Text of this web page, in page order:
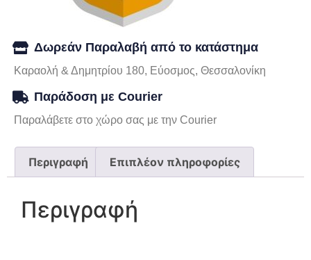
Δωρεάν Παραλαβή από το κατάστημα
Καραολή & Δημητρίου 180, Εύοσμος, Θεσσαλονίκη
Παράδοση με Courier
Παραλάβετε στο χώρο σας με την Courier
Περιγραφή Επιπλέον πληροφορίες
Περιγραφή